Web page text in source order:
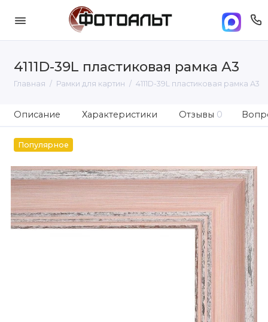
4111D-39L пластиковая рамка А3
Главная Рамки для картин 4111D-39L пластиковая рамка А3
Описание Характеристики Отзывы 0
Популярное